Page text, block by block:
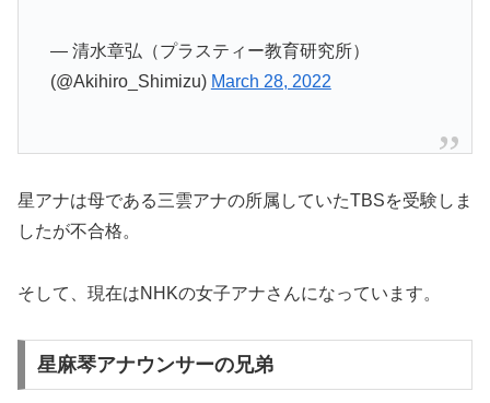
— 清水章弘（プラスティー教育研究所）
(@Akihiro_Shimizu) March 28, 2022
星アナは母である三雲アナの所属していたTBSを受験しま
したが不合格。
そして、現在はNHKの女子アナさんになっています。
星麻琴アナウンサーの兄弟